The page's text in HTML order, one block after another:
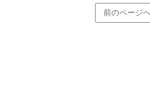
前のページ